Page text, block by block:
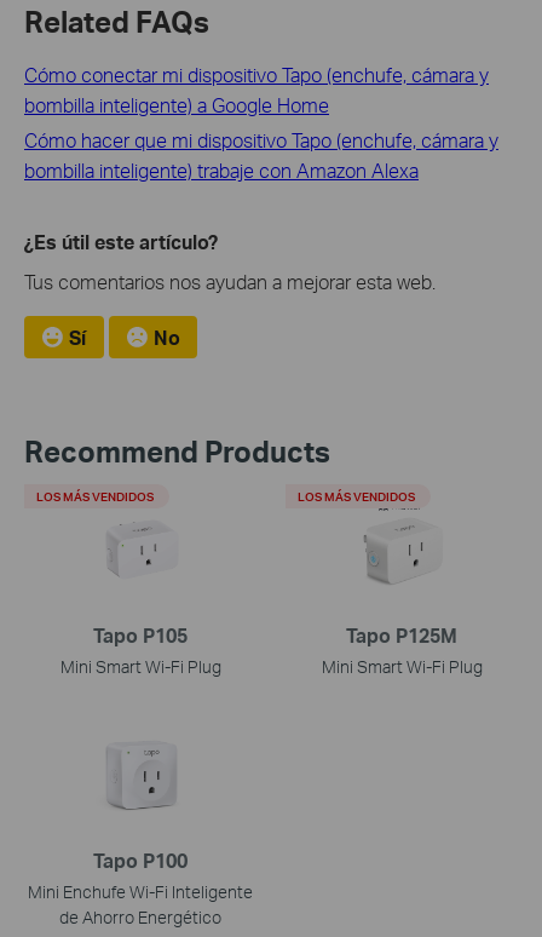
Related FAQs
Cómo conectar mi dispositivo Tapo (enchufe, cámara y
bombilla inteligente) a Google Home
Cómo hacer que mi dispositivo Tapo (enchufe, cámara y
bombilla inteligente) trabaje con Amazon Alexa
¿Es útil este artículo?
Tus comentarios nos ayudan a mejorar esta web.
Sí No
Recommend Products
Tapo P105
Mini Smart Wi-Fi Plug
LOS MÁS VENDIDOS
Tapo P125M
Mini Smart Wi-Fi Plug
LOS MÁS VENDIDOS
Tapo P100
Mini Enchufe Wi-Fi Inteligente
de Ahorro Energético